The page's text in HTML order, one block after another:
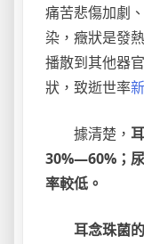
痛苦悲傷加劇
染，癥狀是發
播散到其他器
狀，致逝世率
據清楚，
30%—60%；
率較低。
耳念珠菌